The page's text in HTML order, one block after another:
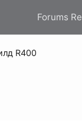
Forums
R400